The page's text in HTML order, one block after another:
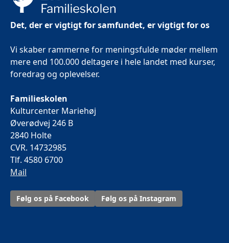
Det, der er vigtigt for samfundet, er vigtigt for os
Vi skaber rammerne for meningsfulde møder mellem
mere end 100.000 deltagere i hele landet med kurser,
foredrag og oplevelser.
Familieskolen
Kulturcenter Mariehøj
Øverødvej 246 B
2840 Holte
CVR. 14732985
Tlf. 4580 6700
Mail
Følg os på Facebook Følg os på Instagram